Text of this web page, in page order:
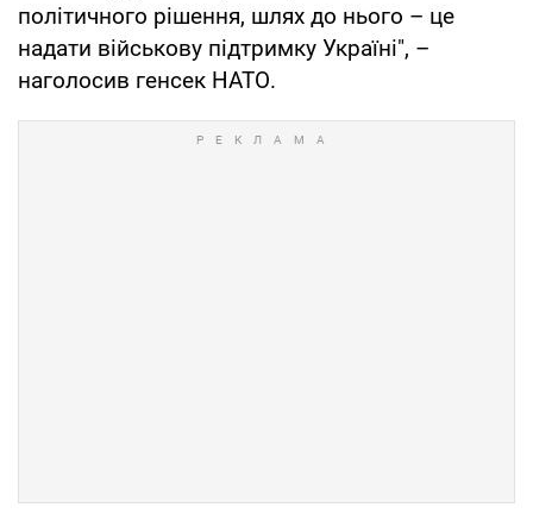
політичного рішення, шлях до нього – це
надати військову підтримку Україні", –
наголосив генсек НАТО.